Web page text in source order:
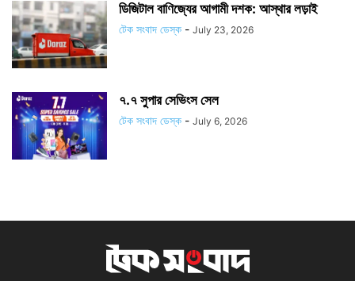
ডিজিটাল বাণিজ্যের আগামী দশক: আস্থার লড়াই
টেক সংবাদ ডেস্ক - July 23, 2026
৭.৭ সুপার সেভিংস সেল
টেক সংবাদ ডেস্ক - July 6, 2026